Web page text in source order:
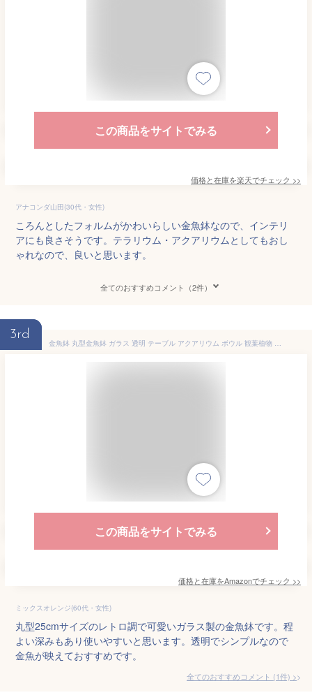
この商品をサイトでみる
価格と在庫を楽天でチェック >>
アナコンダ山田(30代・女性)
ころんとしたフォルムがかわいらしい金魚鉢なので、インテリ
アにも良さそうです。テラリウム・アクアリウムとしてもおし
ゃれなので、良いと思います。
全てのおすすめコメント（2件）
3rd
金魚鉢 丸型金魚鉢 ガラス 透明 テーブル アクアリウム ボウル 観葉植物 大容量 おしゃれ インテリア 容器 オブジェ テラリウム 花瓶 フラワーベース (直径25cm)
この商品をサイトでみる
価格と在庫をAmazonでチェック >>
ミックスオレンジ(60代・女性)
丸型25cmサイズのレトロ調で可愛いガラス製の金魚鉢です。程
よい深みもあり使いやすいと思います。透明でシンプルなので
金魚が映えておすすめです。
全てのおすすめコメント (1件) >